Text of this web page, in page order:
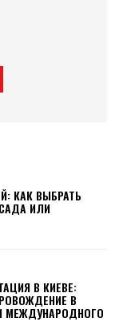
КАК ВЫБРАТЬ
ИЛИ
В КИЕВЕ:
В
МЕЖДУНАРОДНОГО